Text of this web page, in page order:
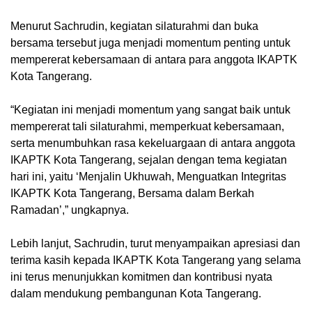
Menurut Sachrudin, kegiatan silaturahmi dan buka
bersama tersebut juga menjadi momentum penting untuk
mempererat kebersamaan di antara para anggota IKAPTK
Kota Tangerang.
“Kegiatan ini menjadi momentum yang sangat baik untuk
mempererat tali silaturahmi, memperkuat kebersamaan,
serta menumbuhkan rasa kekeluargaan di antara anggota
IKAPTK Kota Tangerang, sejalan dengan tema kegiatan
hari ini, yaitu ‘Menjalin Ukhuwah, Menguatkan Integritas
IKAPTK Kota Tangerang, Bersama dalam Berkah
Ramadan’,” ungkapnya.
Lebih lanjut, Sachrudin, turut menyampaikan apresiasi dan
terima kasih kepada IKAPTK Kota Tangerang yang selama
ini terus menunjukkan komitmen dan kontribusi nyata
dalam mendukung pembangunan Kota Tangerang.